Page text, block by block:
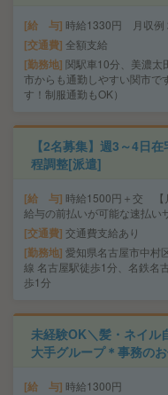
給 与 時給1330円 月収例
交通費 全額支給
勤務地 関駅車10分、美濃
市からも通勤しやすい関市で
す！制服通勤もOK）
【2名募集】週3～4日
程調整[派遣]
給 与 時給1500円＋交
給与の前払いが可能な速払い
交通費 交通費支給あり
勤務地 愛知県名古屋市中
線 名古屋駅徒歩1分、名鉄名
歩1分
未経験OK＼髪・ネイル
大手グループ＊事務の
給 与 時給1300円